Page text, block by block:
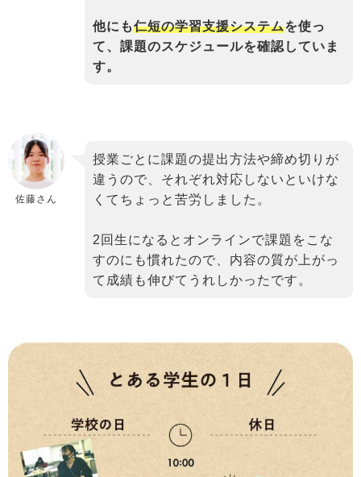
他にも仁短の学習支援システムを使っ
て、課題のスケジュールを確認していま
す。
binary
comment
佐藤さん
授業ごとに課題の提出方法や締め切りが
違うので、それぞれ対応しないといけな
くてちょっと苦労しました。
2回生になるとオンラインで課題をこな
すのにも慣れたので、内容の質が上がっ
て成績も伸びてうれしかったです。